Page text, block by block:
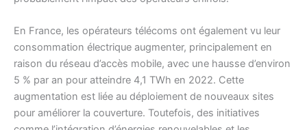
En France, les opérateurs télécoms ont également vu leur
consommation électrique augmenter, principalement en
raison du réseau d’accès mobile, avec une hausse d’environ
5 % par an pour atteindre 4,1 TWh en 2022. Cette
augmentation est liée au déploiement de nouveaux sites
pour améliorer la couverture. Toutefois, des initiatives